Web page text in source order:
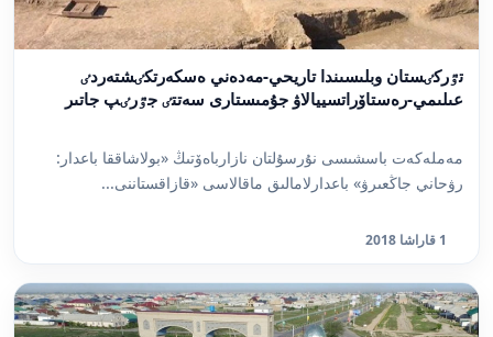
تٷركٸستان وبلىسىندا تاريحي-مەدەني ەسكەرتكٸشتەردٸ
عىلىمي-رەستاۆراتسييالاۋ جۇمىستارى سەتتٸ جٷرٸپ جاتىر
مەملەكەت باسشىسى نۇرسۇلتان نازارباەۆتىڭ «بولاشاققا باعدار:
رۋحاني جاڭعىرۋ» باعدارلامالىق ماقالاسى «قازاقستاننى...
1 قاراشا 2018